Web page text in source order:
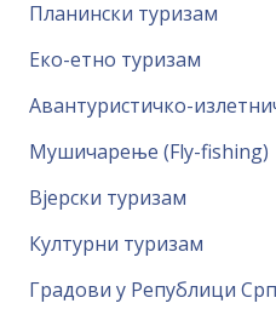
Планински туризам
Еко-етно туризам
Авантуристичко-
Мушичарење (Fly-fishing)
Вјерски туризам
Културни туризам
Градови у Републици